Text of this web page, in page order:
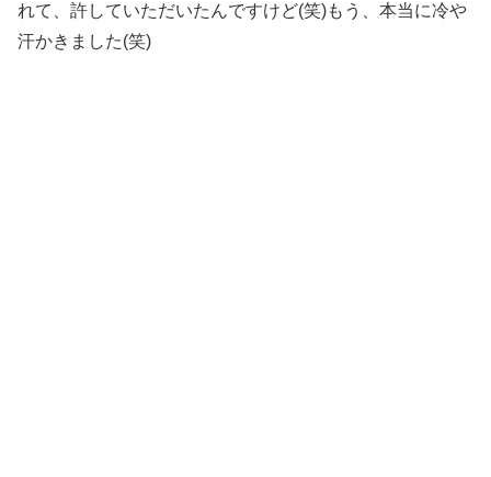
れて、許していただいたんですけど(笑)もう、本当に冷や
汗かきました(笑)